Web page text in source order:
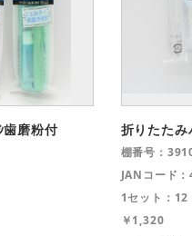
歯磨粉付 折りたたみ
棚番号：
JANコード
1セット：12
￥1,320